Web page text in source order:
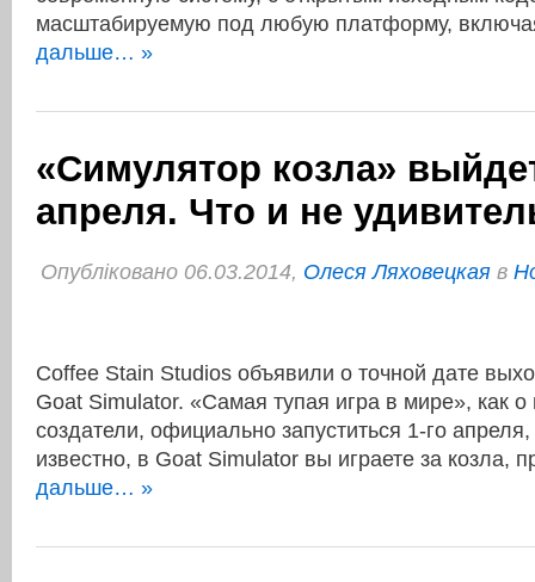
масштабируемую под любую платформу,
дальше… »
«Симулятор козла»
апреля. Что и не
Опубліковано 06.03.2014, Олеся Ляховецкая в
Coffee Stain Studios объявили о точной дате
Goat Simulator. «Самая тупая игра в мире», как о
создатели, официально запуститься 1-го
известно, в Goat Simulator вы играете за козла,
дальше… »